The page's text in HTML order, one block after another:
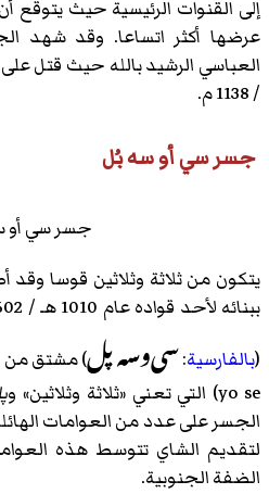
إلى القنوات الرئيسية حيث يتوقع
عرضها أكثر اتساعا. وقد شهد
العباسي الرشيد بالله حيث قتل
/ 1138 م.
جسر سي أو سه بُل
جسر سي أو
يتكون من ثلاثة وثلاثين قوسا وقد
ببنائه لأحد قواده عام 1010 هـ / 1602 م. واسمه
(بالفارسية:سی‌وسه پل) مشتق من
yo se) التي تعني «ثلاثة وثلاثين» و
الجسر على عدد من العوامات
لتقديم الشاي تتوسط هذه
الضفة الجنوبية.